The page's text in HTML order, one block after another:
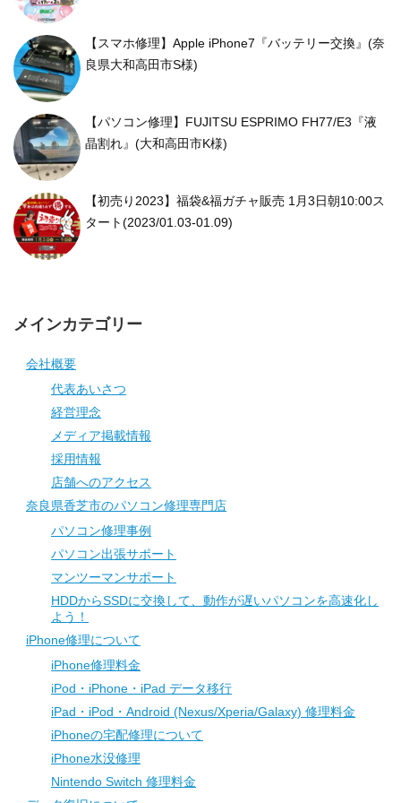
【スマホ修理】Apple iPhone7『バッテリー交換』(奈
良県大和高田市S様)
【パソコン修理】FUJITSU ESPRIMO FH77/E3『液
晶割れ』(大和高田市K様)
【初売り2023】福袋&福ガチャ販売 1月3日朝10:00ス
タート(2023/01.03-01.09)
メインカテゴリー
会社概要
代表あいさつ
経営理念
メディア掲載情報
採用情報
店舗へのアクセス
奈良県香芝市のパソコン修理専門店
パソコン修理事例
パソコン出張サポート
マンツーマンサポート
HDDからSSDに交換して、動作が遅いパソコンを高速化し
よう！
iPhone修理について
iPhone修理料金
iPod・iPhone・iPad データ移行
iPad・iPod・Android (Nexus/Xperia/Galaxy) 修理料金
iPhoneの宅配修理について
iPhone水没修理
Nintendo Switch 修理料金